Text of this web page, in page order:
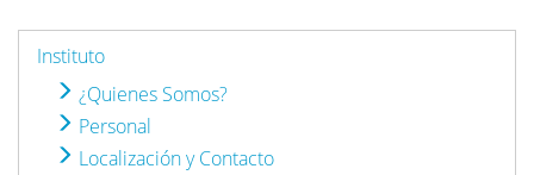
Instituto
¿Quienes Somos?
Personal
Localización y Contacto